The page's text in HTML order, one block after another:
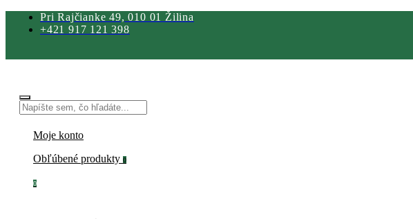
Pri Rajčianke 49, 010 01 Žilina
+421 917 121 398
Moje konto
Obľúbené produkty 0
0